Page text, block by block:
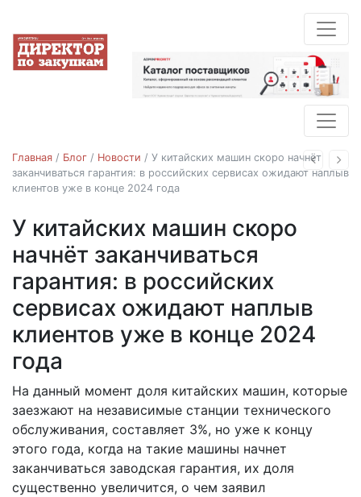
Назад
Главная / Блог / Новости / У китайских машин скоро начнёт
заканчиваться гарантия: в российских сервисах ожидают наплыв
клиентов уже в конце 2024 года
Новости
У китайских машин скоро
начнёт заканчиваться
гарантия: в российских
сервисах ожидают наплыв
клиентов уже в конце 2024
года
14.06.2024
На данный момент доля китайских машин, которые
заезжают на независимые станции технического
обслуживания, составляет 3%, но уже к концу
этого года, когда на такие машины начнет
заканчиваться заводская гарантия, их доля
существенно увеличится, о чем заявил